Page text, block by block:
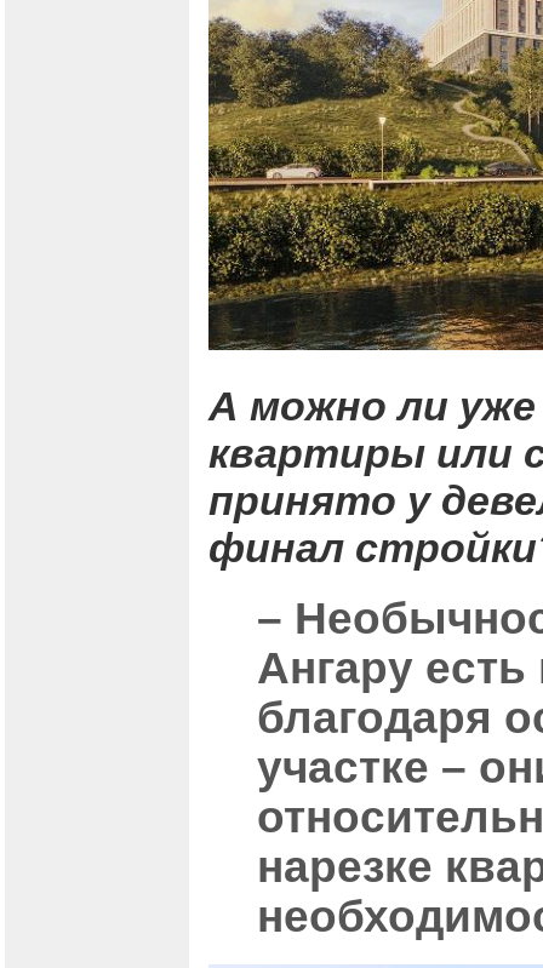
А можно ли
квартиры или
принято у
финал
–
Ангару
благодаря
участке –
нарезке